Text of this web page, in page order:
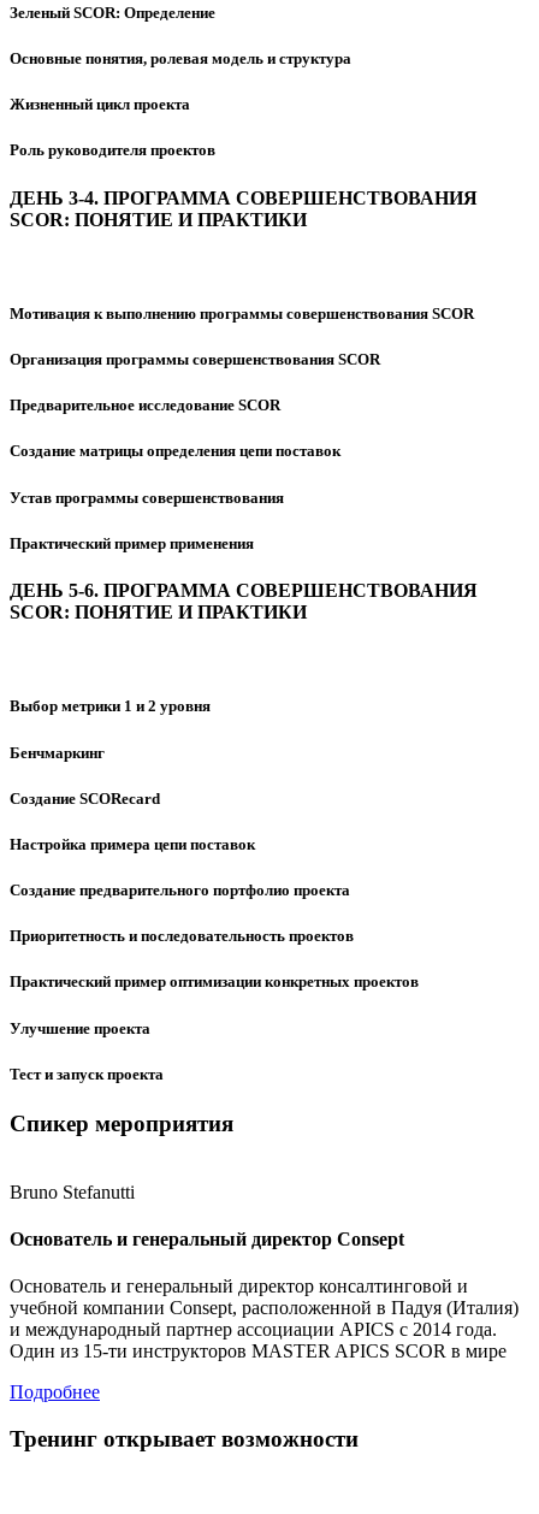
Зеленый SCOR: Определение
Основные понятия, ролевая модель и структура
Жизненный цикл проекта
Роль руководителя проектов
ДЕНЬ 3-4. ПРОГРАММА СОВЕРШЕНСТВОВАНИЯ
SCOR: ПОНЯТИЕ И ПРАКТИКИ
Мотивация к выполнению программы совершенствования SCOR
Организация программы совершенствования SCOR
Предварительное исследование SCOR
Создание матрицы определения цепи поставок
Устав программы совершенствования
Практический пример применения
ДЕНЬ 5-6. ПРОГРАММА СОВЕРШЕНСТВОВАНИЯ
SCOR: ПОНЯТИЕ И ПРАКТИКИ
Выбор метрики 1 и 2 уровня
Бенчмаркинг
Создание SCORecard
Настройка примера цепи поставок
Создание предварительного портфолио проекта
Приоритетность и последовательность проектов
Практический пример оптимизации конкретных проектов
Улучшение проекта
Тест и запуск проекта
Спикер мероприятия
Bruno Stefanutti
Основатель и генеральный директор Consept
Основатель и генеральный директор консалтинговой и
учебной компании Consept, расположенной в Падуя (Италия)
и международный партнер ассоциации APICS с 2014 года.
Один из 15-ти инструкторов MASTER APICS SCOR в мире
Подробнее
Тренинг открывает возможности